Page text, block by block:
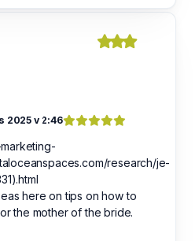
2025 v 2:46
research/je-
here on tips on how to
the mother of the bride.